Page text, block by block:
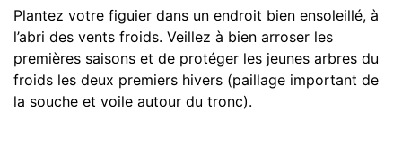
Plantez votre figuier dans un endroit bien ensoleillé, à
l’abri des vents froids. Veillez à bien arroser les
premières saisons et de protéger les jeunes arbres du
froids les deux premiers hivers (paillage important de
la souche et voile autour du tronc).